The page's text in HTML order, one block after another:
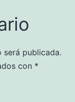
publicada.
con *